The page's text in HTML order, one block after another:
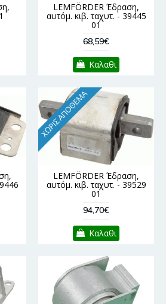
LEMFÖRDER Έδραση,
αυτόμ. κιβ. ταχυτ. - 39445
01
68,59€
Καλαθι
ΧΩΡΊΣ ΑΠΌΘΕΜΑ
LEMFÖRDER Έδραση,
αυτόμ. κιβ. ταχυτ. - 39529
01
94,70€
Καλαθι